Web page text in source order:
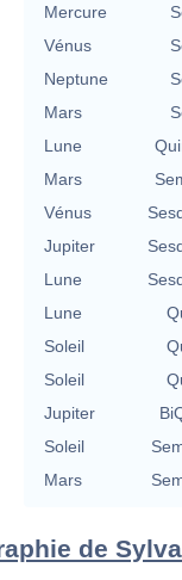
Mercure
Vénus
Neptune
Mars
Lune
Mars
Vénus
Jupiter
Lune
Lune
Soleil
Soleil
Jupiter
Soleil
Mars
de